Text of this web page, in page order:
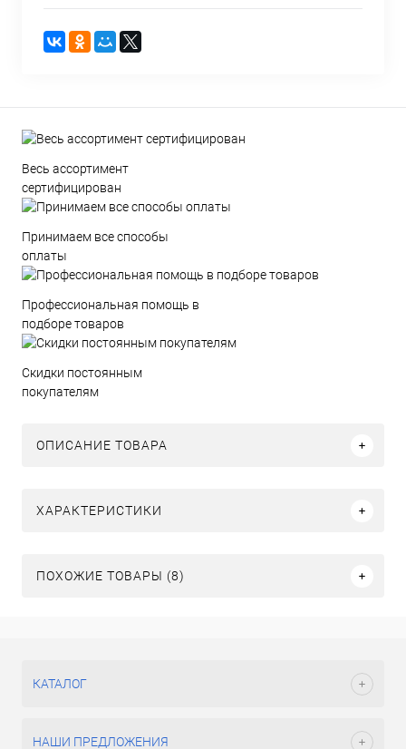
Весь ассортимент
сертифицирован
Принимаем все способы
оплаты
Профессиональная помощь в
подборе товаров
Скидки постоянным
покупателям
ОПИСАНИЕ ТОВАРА
ХАРАКТЕРИСТИКИ
ПОХОЖИЕ ТОВАРЫ (8)
КАТАЛОГ
НАШИ ПРЕДЛОЖЕНИЯ